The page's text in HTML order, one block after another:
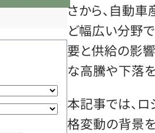
さから、自動
ど幅広い分野
要と供給の影
な高騰や下落
本記事では、
格変動の背景